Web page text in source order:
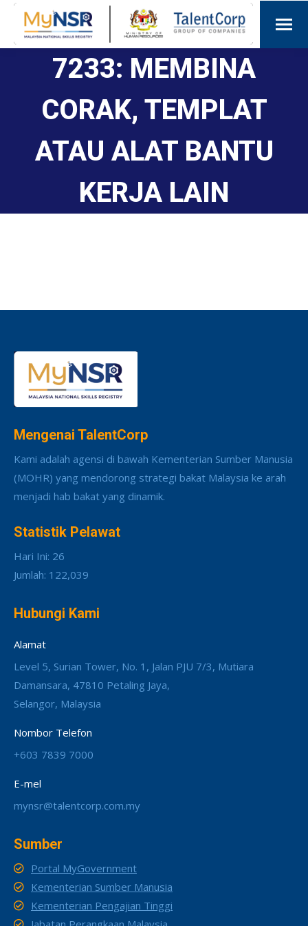
7233: MEMBINA
CORAK, TEMPLAT
ATAU ALAT BANTU
KERJA LAIN
Mengenai TalentCorp
Kami adalah agensi di bawah Kementerian Sumber Manusia
(MOHR) yang mendorong strategi bakat Malaysia ke arah
menjadi hab bakat yang dinamik.
Statistik Pelawat
Hari Ini: 26
Jumlah: 122,039
Hubungi Kami
Alamat
Level 5, Surian Tower, No. 1, Jalan PJU 7/3, Mutiara
Damansara, 47810 Petaling Jaya,
Selangor, Malaysia
Nombor Telefon
+603 7839 7000
E-mel
mynsr@talentcorp.com.my
Sumber
Portal MyGovernment
Kementerian Sumber Manusia
Kementerian Pengajian Tinggi